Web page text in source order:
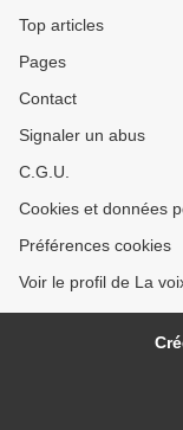
Top articles
Pages
Contact
Signaler un abus
C.G.U.
Cookies et données
Préférences cookies
Voir le profil de La